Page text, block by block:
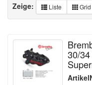
Zeige: Liste Grid
30/